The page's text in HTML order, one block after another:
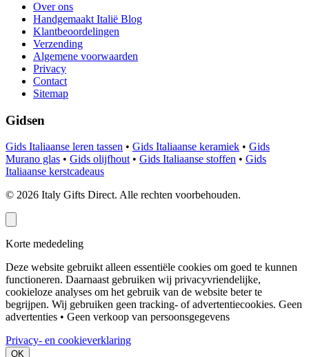
Over ons
Handgemaakt Italië Blog
Klantbeoordelingen
Verzending
Algemene voorwaarden
Privacy
Contact
Sitemap
Gidsen
Gids Italiaanse leren tassen • Gids Italiaanse keramiek • Gids
Murano glas • Gids olijfhout • Gids Italiaanse stoffen • Gids
Italiaanse kerstcadeaus
© 2026 Italy Gifts Direct. Alle rechten voorbehouden.
Korte mededeling
Deze website gebruikt alleen essentiële cookies om goed te kunnen
functioneren. Daarnaast gebruiken wij privacyvriendelijke,
cookieloze analyses om het gebruik van de website beter te
begrijpen. Wij gebruiken geen tracking- of advertentiecookies. Geen
advertenties • Geen verkoop van persoonsgegevens
Privacy- en cookieverklaring
OK